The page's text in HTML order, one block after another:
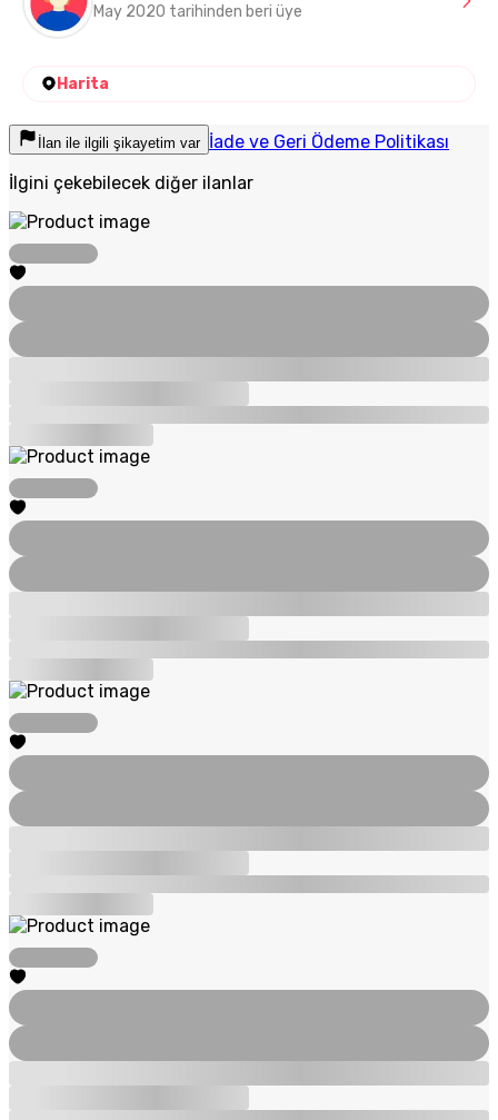
May 2020 tarihinden beri üye
Harita
İlan ile ilgili şikayetim var İade ve Geri Ödeme Politikası
İlgini çekebilecek diğer ilanlar